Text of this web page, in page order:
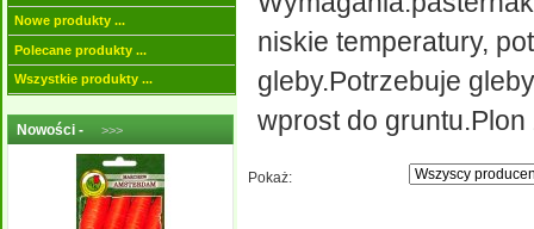
Nowe produkty ...
Polecane produkty ...
Wszystkie produkty ...
Nowości - >>>
niskie temperatury,
gleby.Potrzebuje
wprost do
Pokaż: